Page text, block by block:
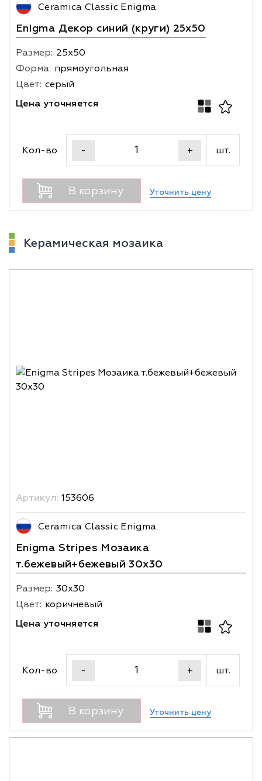
Ceramica Classic Enigma
Enigma Декор синий (круги) 25х50
Размер: 25х50
Форма: прямоугольная
Цвет: серый
Цена уточняется
Кол-во - + шт.
В корзину Уточнить цену
Керамическая мозаика
Артикул: 153606
Ceramica Classic Enigma
Enigma Stripes Мозаика
т.бежевый+бежевый 30х30
Размер: 30х30
Цвет: коричневый
Цена уточняется
Кол-во - + шт.
В корзину Уточнить цену